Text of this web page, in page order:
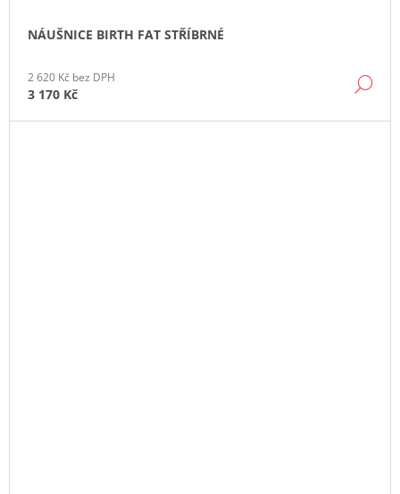
NÁUŠNICE BIRTH FAT STŘÍBRNÉ
2 620 Kč bez DPH
3 170 Kč